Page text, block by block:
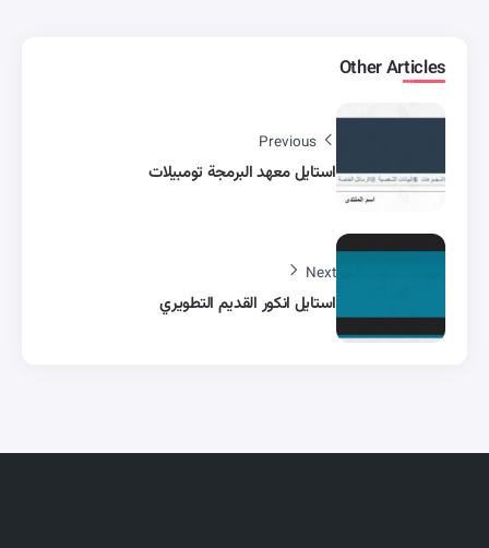
Other Articles
Previous
استايل معهد البرمجة تومبيلات
Next
استايل انكور القديم التطويري